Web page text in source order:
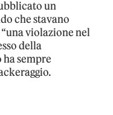
un
che stavano
violazione nel
della
sempre